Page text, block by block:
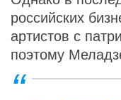
российских
артистов с
поэтому